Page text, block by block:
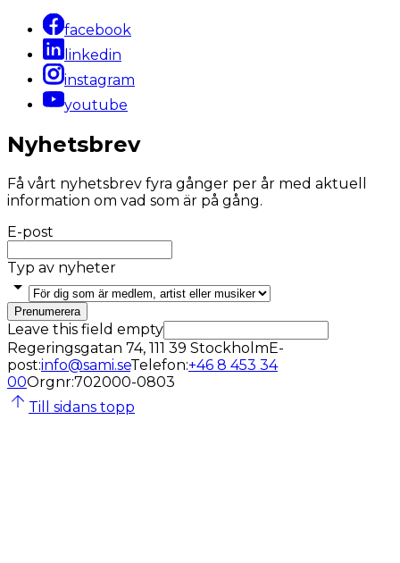
facebook
linkedin
instagram
youtube
Nyhetsbrev
Få vårt nyhetsbrev fyra gånger per år med aktuell
information om vad som är på gång.
E-post
Typ av nyheter
Prenumerera
Leave this field empty
Regeringsgatan 74, 111 39 StockholmE-
post:info@sami.seTelefon:+46 8 453 34
00Orgnr:702000-0803
Till sidans topp